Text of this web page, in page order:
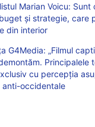
Marian Voicu: Sunt
și strategie, care
din interior
G4Media: „Filmul
Principalele
cu percepția
anti-occidentale